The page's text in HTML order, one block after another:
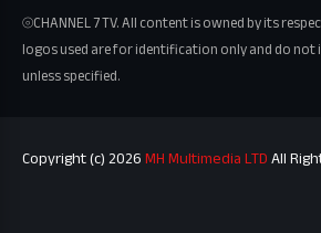
⦾CHANNEL 7 TV. All content is owned by its
logos used are for identification only and do
unless specified.
Copyright (c) 2026MH Multimedia LTDAll